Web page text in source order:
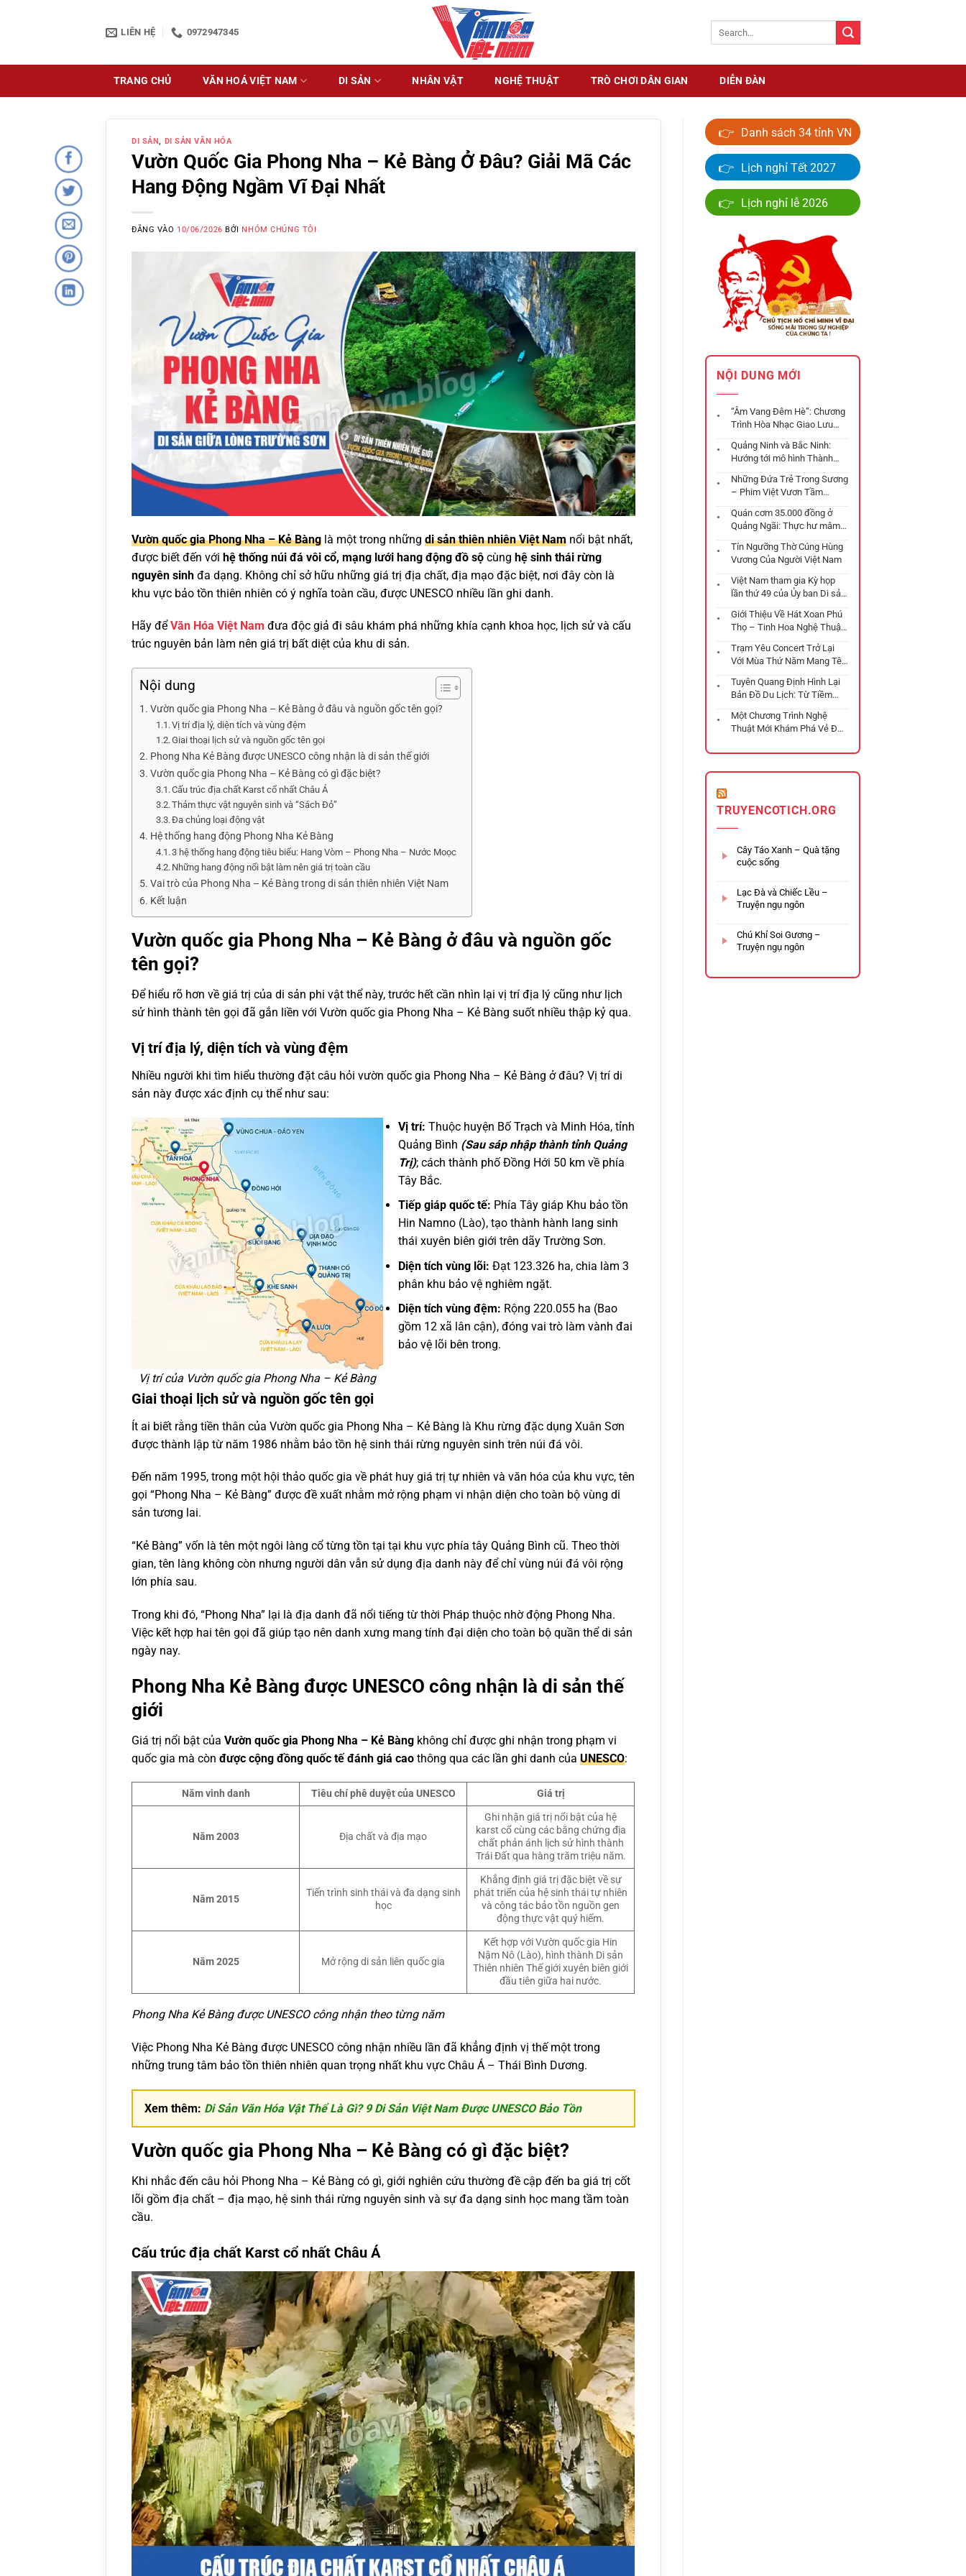
dung
LIÊN HỆ 0972947345
TRANG CHỦ VĂN HOÁ VIỆT NAM DI SẢN NHÂN VẬT NGHỆ THUẬT TRÒ CHƠI DÂN GIAN DIỄN ĐÀN
DI SẢN, DI SẢN VĂN HÓA
Vườn Quốc Gia Phong Nha – Kẻ Bàng Ở Đâu? Giải Mã Các
Hang Động Ngầm Vĩ Đại Nhất
ĐĂNG VÀO 10/06/2026 BỞI NHÓM CHÚNG TÔI
Vườn quốc gia Phong Nha – Kẻ Bàng là một trong những di sản thiên nhiên Việt Nam nổi bật nhất,
được biết đến với hệ thống núi đá vôi cổ, mạng lưới hang động đồ sộ cùng hệ sinh thái rừng
nguyên sinh đa dạng. Không chỉ sở hữu những giá trị địa chất, địa mạo đặc biệt, nơi đây còn là
khu vực bảo tồn thiên nhiên có ý nghĩa toàn cầu, được UNESCO nhiều lần ghi danh.
Hãy để Văn Hóa Việt Nam đưa độc giả đi sâu khám phá những khía cạnh khoa học, lịch sử và cấu
trúc nguyên bản làm nên giá trị bất diệt của khu di sản.
Nội dung
Vườn quốc gia Phong Nha – Kẻ Bàng ở đâu và nguồn gốc tên gọi?
Vị trí địa lý, diện tích và vùng đệm
Giai thoại lịch sử và nguồn gốc tên gọi
Phong Nha Kẻ Bàng được UNESCO công nhận là di sản thế giới
Vườn quốc gia Phong Nha – Kẻ Bàng có gì đặc biệt?
Cấu trúc địa chất Karst cổ nhất Châu Á
Thảm thực vật nguyên sinh và “Sách Đỏ”
Đa chủng loại động vật
Hệ thống hang động Phong Nha Kẻ Bàng
3 hệ thống hang động tiêu biểu: Hang Vòm – Phong Nha – Nước Moọc
Những hang động nổi bật làm nên giá trị toàn cầu
Vai trò của Phong Nha – Kẻ Bàng trong di sản thiên nhiên Việt Nam
Kết luận
Vườn quốc gia Phong Nha – Kẻ Bàng ở đâu và nguồn gốc
tên gọi?
Để hiểu rõ hơn về giá trị của di sản phi vật thể này, trước hết cần nhìn lại vị trí địa lý cũng như lịch
sử hình thành tên gọi đã gắn liền với Vườn quốc gia Phong Nha – Kẻ Bàng suốt nhiều thập kỷ qua.
Vị trí địa lý, diện tích và vùng đệm
Nhiều người khi tìm hiểu thường đặt câu hỏi vườn quốc gia Phong Nha – Kẻ Bàng ở đâu? Vị trí di
sản này được xác định cụ thể như sau:
Vị trí của Vườn quốc gia Phong Nha – Kẻ Bàng
Vị trí:Thuộc huyện Bố Trạch và Minh Hóa, tỉnh
Quảng Bình (Sau sáp nhập thành tỉnh Quảng
Trị); cách thành phố Đồng Hới 50 km về phía
Tây Bắc.
Tiếp giáp quốc tế: Phía Tây giáp Khu bảo tồn
Hin Namno (Lào), tạo thành hành lang sinh
thái xuyên biên giới trên dãy Trường Sơn.
Diện tích vùng lõi: Đạt 123.326 ha, chia làm 3
phân khu bảo vệ nghiêm ngặt.
Diện tích vùng đệm: Rộng 220.055 ha (Bao
gồm 12 xã lân cận), đóng vai trò làm vành đai
bảo vệ lõi bên trong.
Giai thoại lịch sử và nguồn gốc tên gọi
Ít ai biết rằng tiền thân của Vườn quốc gia Phong Nha – Kẻ Bàng là Khu rừng đặc dụng Xuân Sơn
được thành lập từ năm 1986 nhằm bảo tồn hệ sinh thái rừng nguyên sinh trên núi đá vôi.
Đến năm 1995, trong một hội thảo quốc gia về phát huy giá trị tự nhiên và văn hóa của khu vực, tên
gọi “Phong Nha – Kẻ Bàng” được đề xuất nhằm mở rộng phạm vi nhận diện cho toàn bộ vùng di
sản tương lai.
“Kẻ Bàng” vốn là tên một ngôi làng cổ từng tồn tại tại khu vực phía tây Quảng Bình cũ. Theo thời
gian, tên làng không còn nhưng người dân vẫn sử dụng địa danh này để chỉ vùng núi đá vôi rộng
lớn phía sau.
Trong khi đó, “Phong Nha” lại là địa danh đã nổi tiếng từ thời Pháp thuộc nhờ động Phong Nha.
Việc kết hợp hai tên gọi đã giúp tạo nên danh xưng mang tính đại diện cho toàn bộ quần thể di sản
ngày nay.
Phong Nha Kẻ Bàng được UNESCO công nhận là di sản thế
giới
Giá trị nổi bật của Vườn quốc gia Phong Nha – Kẻ Bàng không chỉ được ghi nhận trong phạm vi
quốc gia mà còn được cộng đồng quốc tế đánh giá cao thông qua các lần ghi danh của UNESCO:
Năm vinh danh Tiêu chí phê duyệt của UNESCO Giá trị
Năm 2003 Địa chất và địa mạo
Ghi nhận giá trị nổi bật của hệ
karst cổ cùng các bằng chứng địa
chất phản ánh lịch sử hình thành
Trái Đất qua hàng trăm triệu năm.
Năm 2015
Tiến trình sinh thái và đa dạng sinh
học
Khẳng định giá trị đặc biệt về sự
phát triển của hệ sinh thái tự nhiên
và công tác bảo tồn nguồn gen
động thực vật quý hiếm.
Năm 2025 Mở rộng di sản liên quốc gia
Kết hợp với Vườn quốc gia Hin
Nậm Nô (Lào), hình thành Di sản
Thiên nhiên Thế giới xuyên biên giới
đầu tiên giữa hai nước.
Phong Nha Kẻ Bàng được UNESCO công nhận theo từng năm
Việc Phong Nha Kẻ Bàng được UNESCO công nhận nhiều lần đã khẳng định vị thế một trong
những trung tâm bảo tồn thiên nhiên quan trọng nhất khu vực Châu Á – Thái Bình Dương.
Xem thêm: Di Sản Văn Hóa Vật Thể Là Gì? 9 Di Sản Việt Nam Được UNESCO Bảo Tồn
Vườn quốc gia Phong Nha – Kẻ Bàng có gì đặc biệt?
Khi nhắc đến câu hỏi Phong Nha – Kẻ Bàng có gì, giới nghiên cứu thường đề cập đến ba giá trị cốt
lõi gồm địa chất – địa mạo, hệ sinh thái rừng nguyên sinh và sự đa dạng sinh học mang tầm toàn
cầu.
Cấu trúc địa chất Karst cổ nhất Châu Á
👉 Danh sách 34 tỉnh VN
👉 Lịch nghỉ Tết 2027
👉 Lịch nghỉ lễ 2026
NỘI DUNG MỚI
“Âm Vang Đêm Hè”: Chương
Trình Hòa Nhạc Giao Lưu
Hóa Tại Đà Nẵng
Quảng Ninh và Bắc Ninh:
Hướng tới mô hình Thành
với những chiến lược phát
triển đột phá
Những Đứa Trẻ Trong Sương
– Phim Việt Vươn Tầm
Quán cơm 35.000 đồng ở
Quảng Ngãi: Thực hư mâm
Tín Ngưỡng Thờ Cúng Hùng
Vương Của Người Việt Nam
Việt Nam tham gia Kỳ họp
lần thứ 49 của Ủy ban Di sản
Giới Thiệu Về Hát Xoan Phú
Thọ – Tinh Hoa Nghệ Thuật
Trạm Yêu Concert Trở Lại
Với Mùa Thứ Năm Mang Tên
Tuyên Quang Định Hình Lại
Bản Đồ Du Lịch: Từ Tiềm
Trải Nghiệm Đa Tầng
Một Chương Trình Nghệ
Thuật Mới Khám Phá Vẻ Đẹp
TRUYENCOTICH.ORG
Cây Táo Xanh – Quà tặng
cuộc sống
Lạc Đà và Chiếc Lều –
Truyện ngụ ngôn
Chú Khỉ Soi Gương –
Truyện ngụ ngôn